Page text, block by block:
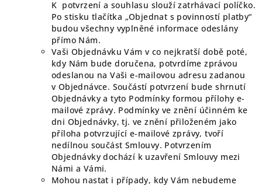
K potvrzení a souhlasu slouží zatrhávací políčko.
Po stisku tlačítka „Objednat s povinností platby“
budou všechny vyplněné informace odeslány
přímo Nám.
Vaši Objednávku Vám v co nejkratší době poté,
kdy Nám bude doručena, potvrdíme zprávou
odeslanou na Vaši e-mailovou adresu zadanou
v Objednávce. Součástí potvrzení bude shrnutí
Objednávky a tyto Podmínky formou přílohy e-
mailové zprávy. Podmínky ve znění účinném ke
dni Objednávky, tj. ve znění přiloženém jako
příloha potvrzující e-mailové zprávy, tvoří
nedílnou součást Smlouvy. Potvrzením
Objednávky dochází k uzavření Smlouvy mezi
Námi a Vámi.
Mohou nastat i případy, kdy Vám nebudeme